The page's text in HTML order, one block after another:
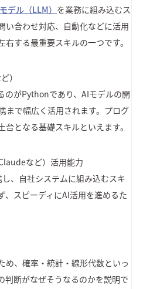
デル（LLM） を業務に組み込むス
い合わせ対応、自動化などに活用
する最重要スキルの一つです。
）
のがPythonであり、AIモデルの開
まで幅広く活用されます。プログ
となる基礎スキルといえます。
など）活用能力
、自社システムに組み込むスキ
、スピーディにAI活用を進めるた
め、確率・統計・線形代数といっ
判断がなぜそうなるのかを説明で